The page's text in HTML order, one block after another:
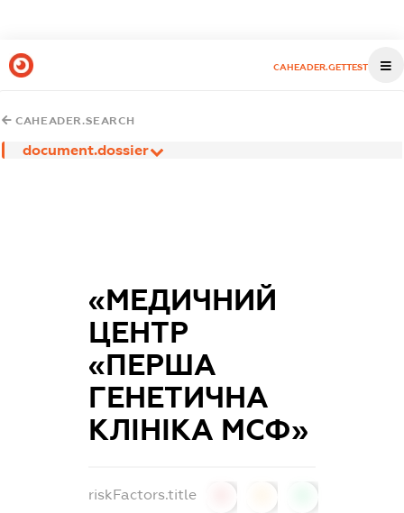
CAHEADER.GETTEST
CAHEADER.SEARCH
document.dossier
«МЕДИЧНИЙ
ЦЕНТР
«ПЕРША
ГЕНЕТИЧНА
КЛІНІКА МСФ»
riskFactors.title